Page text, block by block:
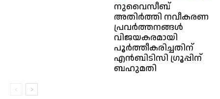
നുവൈസീബ്
അതിർത്തി നവീകരണ
പ്രവർത്തനങ്ങൾ
വിജയകരമായി
പൂർത്തീകരിച്ചതിന്
എൻ‌ബി‌ടി‌സി ഗ്രൂപ്പിന്
ബഹുമതി